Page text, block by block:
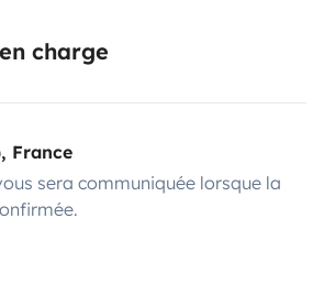
charge
France
sera communiquée lorsque la